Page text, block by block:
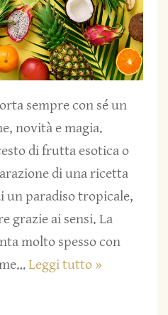
sempre con sé un
novità e magia.
di frutta esotica o
di una ricetta
un paradiso tropicale,
grazie ai sensi. La
molto spesso con
Leggi tutto »